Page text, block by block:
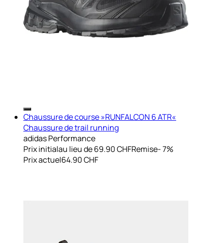
Chaussure de course »RUNFALCON 6 ATR«
Chaussure de trail running
adidas Performance
Prix initialau lieu de 69.90 CHFRemise- 7%
Prix actuel64.90 CHF